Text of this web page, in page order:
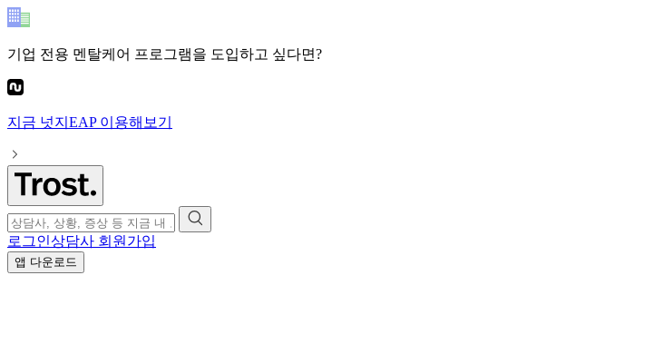
기업 전용 멘탈케어 프로그램을 도입하고 싶다면?
지금 넛지EAP이용해보기
로그인상담사 회원가입
앱 다운로드